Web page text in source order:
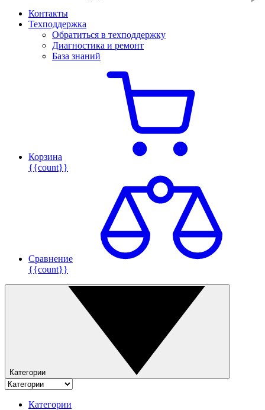
Контакты
Техподдержка
Обратиться в техподдержку
Диагностика и ремонт
База знаний
Корзина
{{count}}
Сравнение
{{count}}
Категории
Категории